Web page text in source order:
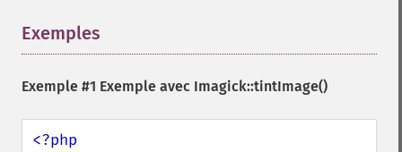
Exemples
Exemple #1 Exemple avec Imagick::tintImage()
getPage
getPixelRegionIterator
getQuantumDepth